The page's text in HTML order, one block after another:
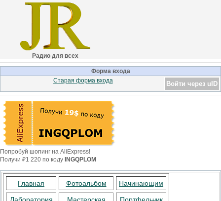
Радио для всех
Форма входа
Войти через uID
Старая форма входа
Попробуй шопинг на AliExpress!
Получи ₽1 220 по коду INGQPLOM
Главная Фотоальбом Начинающим